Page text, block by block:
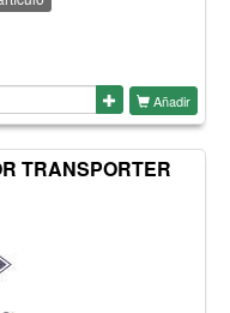
Añadir
TRANSPORTER